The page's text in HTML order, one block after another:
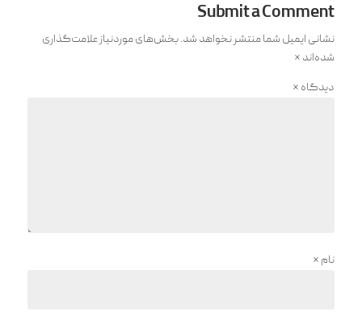
Submit a Comment
نشانی ایمیل شما منتشر نخواهد شد.بخش‌های موردنیاز علامت‌گذاری
شده‌اند *
دیدگاه *
نام *